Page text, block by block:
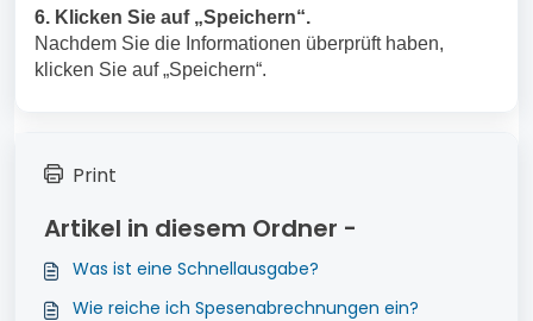
6. Klicken Sie auf „Speichern“.
Nachdem Sie die Informationen überprüft haben,
klicken Sie auf „Speichern“.
Print
Artikel in diesem Ordner -
Was ist eine Schnellausgabe?
Wie reiche ich Spesenabrechnungen ein?